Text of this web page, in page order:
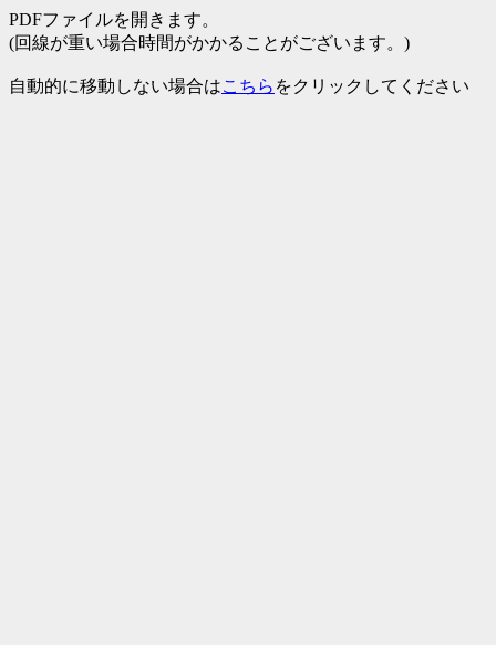
PDFファイルを開きます。
(回線が重い場合時間がかかることがございます。)
自動的に移動しない場合はこちら をクリックしてください